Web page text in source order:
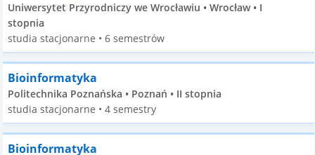
Uniwersytet Przyrodniczy we Wrocławiu • Wrocław • I
stopnia
studia stacjonarne • 6 semestrów
Bioinformatyka
Politechnika Poznańska • Poznań • II stopnia
studia stacjonarne • 4 semestry
Bioinformatyka